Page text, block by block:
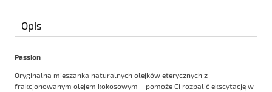
Opis
Passion
Oryginalna mieszanka naturalnych olejków eterycznych z
frakcjonowanym olejem kokosowym – pomoże Ci rozpalić ekscytację w